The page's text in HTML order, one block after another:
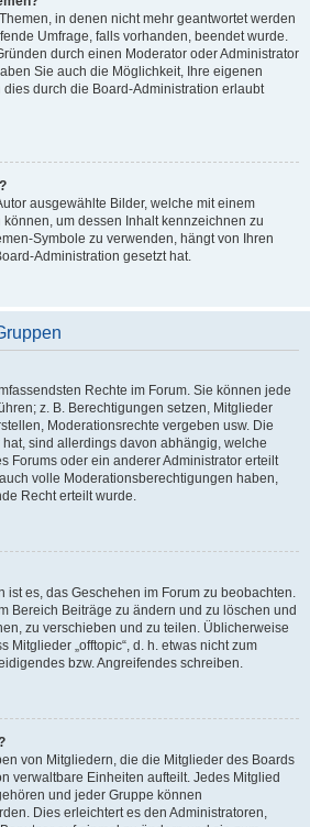
in denen nicht mehr geantwortet werden
Umfrage, falls vorhanden, beendet wurde.
durch einen Moderator oder Administrator
Sie auch die Möglichkeit, Ihre eigenen
durch die Board-Administration erlaubt
ausgewählte Bilder, welche mit einem
um dessen Inhalt kennzeichnen zu
Symbole zu verwenden, hängt von Ihren
Administration gesetzt hat.
Rechte im Forum. Sie können jede
z. B. Berechtigungen setzen, Mitglieder
Moderationsrechte vergeben usw. Die
sind allerdings davon abhängig, welche
Forums oder ein anderer Administrator erteilt
volle Moderationsberechtigungen haben,
Recht erteilt wurde.
ist es, das Geschehen im Forum zu beobachten.
Bereich Beiträge zu ändern und zu löschen und
zu verschieben und zu teilen. Üblicherweise
Mitglieder „offtopic“, d. h. etwas nicht zum
bzw. Angreifendes schreiben.
von Mitgliedern, die die Mitglieder des Boards
verwaltbare Einheiten aufteilt. Jedes Mitglied
und jeder Gruppe können
Dies erleichtert es den Administratoren,